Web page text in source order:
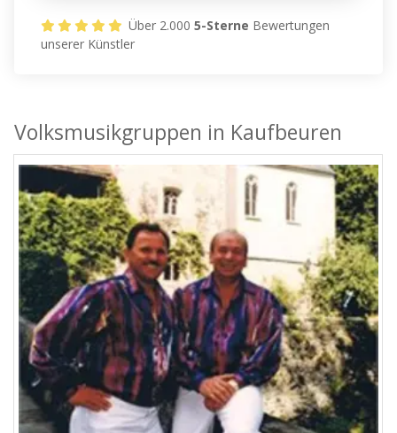
Über 2.0005-Sterne Bewertungen
unserer Künstler
Volksmusikgruppen in Kaufbeuren